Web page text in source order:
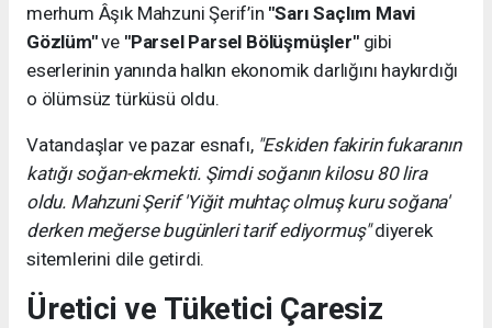
merhum Âşık Mahzuni Şerif’in "Sarı Saçlım Mavi
Gözlüm"ve "Parsel Parsel Bölüşmüşler"gibi
eserlerinin yanında halkın ekonomik darlığını haykırdığı
o ölümsüz türküsü oldu.
Vatandaşlar ve pazar esnafı, "Eskiden fakirin fukaranın
katığı soğan-ekmekti. Şimdi soğanın kilosu 80 lira
oldu. Mahzuni Şerif 'Yiğit muhtaç olmuş kuru soğana'
derken meğerse bugünleri tarif ediyormuş"diyerek
sitemlerini dile getirdi.
Üretici ve Tüketici Çaresiz